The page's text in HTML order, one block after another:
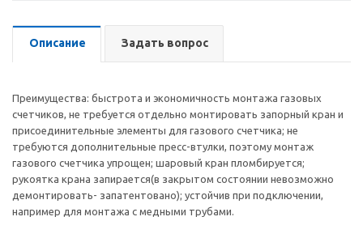
Описание Задать вопрос
Преимущества: быстрота и экономичность монтажа газовых
счетчиков, не требуется отдельно монтировать запорный кран и
присоединительные элементы для газового счетчика; не
требуются дополнительные пресс-втулки, поэтому монтаж
газового счетчика упрощен; шаровый кран пломбируется;
рукоятка крана запирается(в закрытом состоянии невозможно
демонтировать- запатентовано); устойчив при подключении,
например для монтажа с медными трубами.